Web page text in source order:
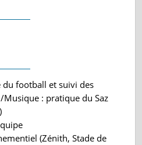
football et suivi des
: pratique du Saz
(Zénith, Stade de